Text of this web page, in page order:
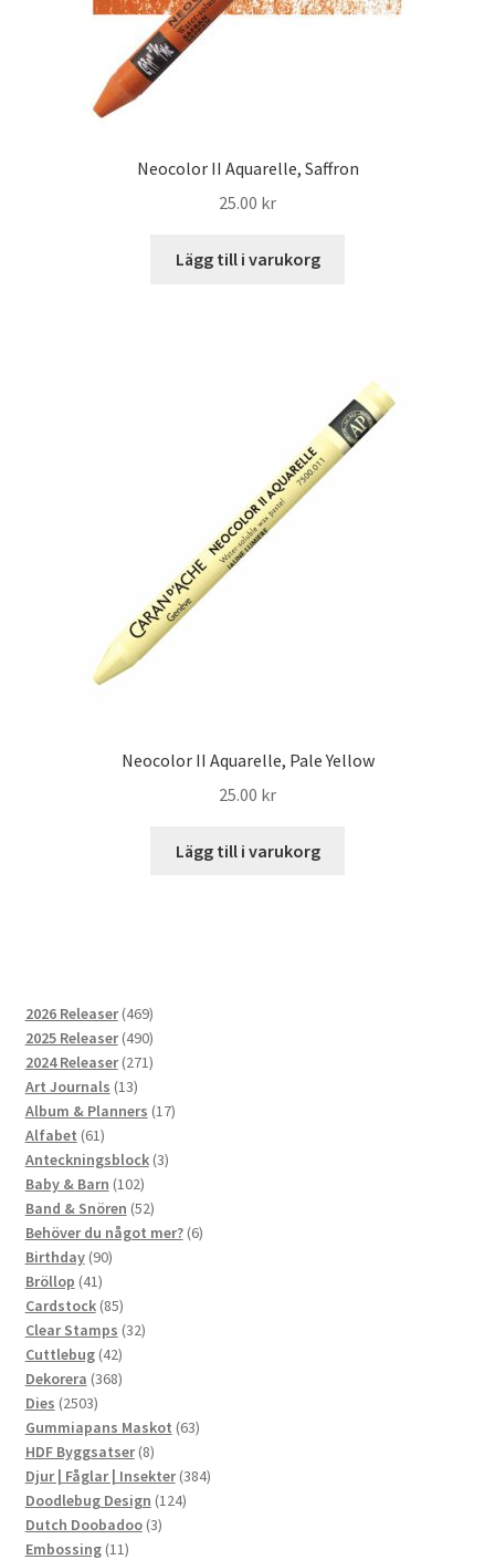
Neocolor II Aquarelle, Saffron
25.00 kr
Lägg till i varukorg
Neocolor II Aquarelle, Pale Yellow
25.00 kr
Lägg till i varukorg
2026 Releaser 469469
produkter
2025 Releaser 490490
produkter
2024 Releaser 271271
Art Journals 1313
produkter
Album & Planners 1717
Alfabet 6161
produkter
Anteckningsblock 33
Baby & Barn 102102
produkter
Band & Snören 5252
produkter
Behöver du något mer? 66
Birthday 9090
Bröllop 4141
produkter
Cardstock 8585
produkter
Clear Stamps 3232
Cuttlebug 4242
produkter
Dekorera 368368
Dies 25032503
produkter
Gummiapans Maskot 6363
HDF Byggsatser 88
produkter
Djur | Fåglar | Insekter 384384
Doodlebug Design 124124
Dutch Doobadoo 33
Embossing 1111